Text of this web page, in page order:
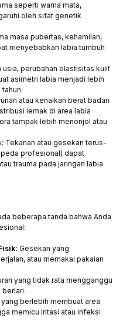
seperti warna mata,
oleh sifat genetik
masa pubertas, kehamilan,
menyebabkan labia tumbuh
perubahan elastisitas kulit
asimetri labia menjadi lebih
atau kenaikan berat badan
lemak di area labia
tampak lebih menonjol atau
Tekanan atau gesekan terus-
profesional) dapat
trauma pada jaringan labia
beberapa tanda bahwa Anda
Gesekan yang
atau memakai pakaian
yang tidak rata mengganggu
yang berlebih membuat area
memicu iritasi atau infeksi